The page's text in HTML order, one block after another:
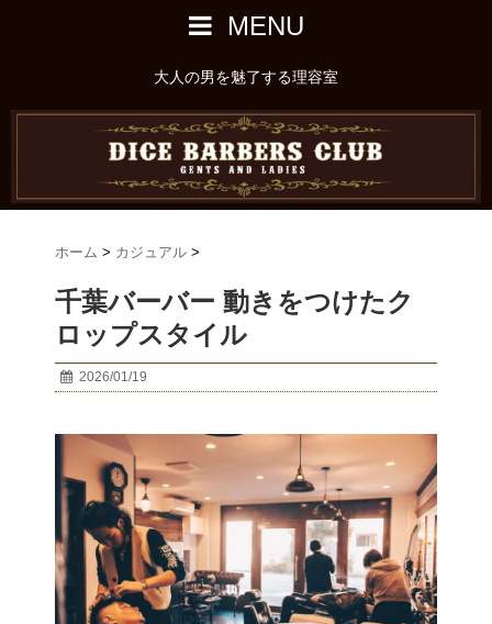
MENU
大人の男を魅了する理容室
ホーム > カジュアル >
千葉バーバー 動きをつけたク
ロップスタイル
2026/01/19